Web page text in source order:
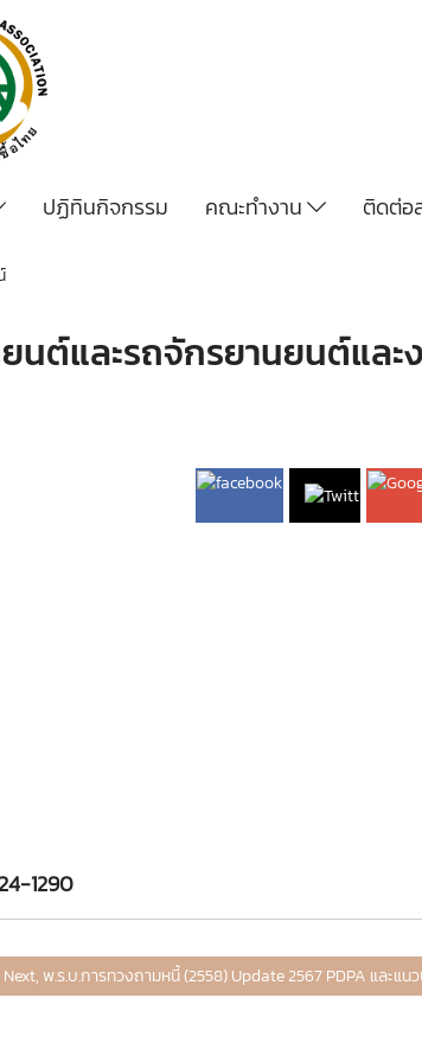
ปฏิทินกิจกรรม คณะทำงาน ติดต่อ
ต์และรถจักรยานยนต์และ
1290
Next, พ.ร.บ.การทวงถามหนี้ (2558) Update 2567 PDPA แล